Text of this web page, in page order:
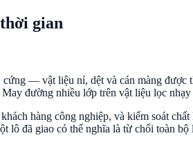
gian
— vật liệu nỉ, dệt và cán màng
đường nhiều lớp trên vật liệu lọc
hàng công nghiệp, và kiểm soát
lô đã giao có thể nghĩa là từ chối toàn